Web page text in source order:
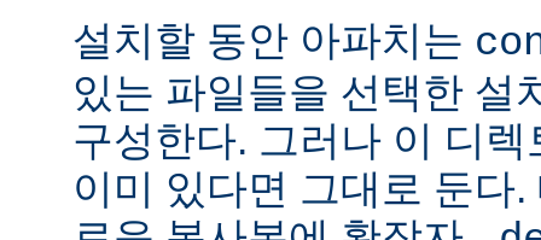
설치할 동안 아파치는
있는 파일들을 선택한 설
구성한다. 그러나 이 디
이미 있다면 그대로 둔다